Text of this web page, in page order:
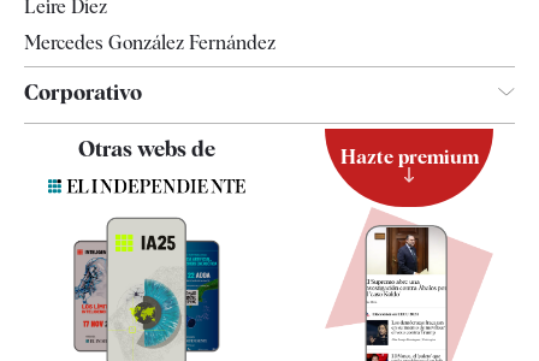
Leire Díez
Mercedes González Fernández
Corporativo
Quiénes somos
Especificaciones
Otras webs de Hazte premium